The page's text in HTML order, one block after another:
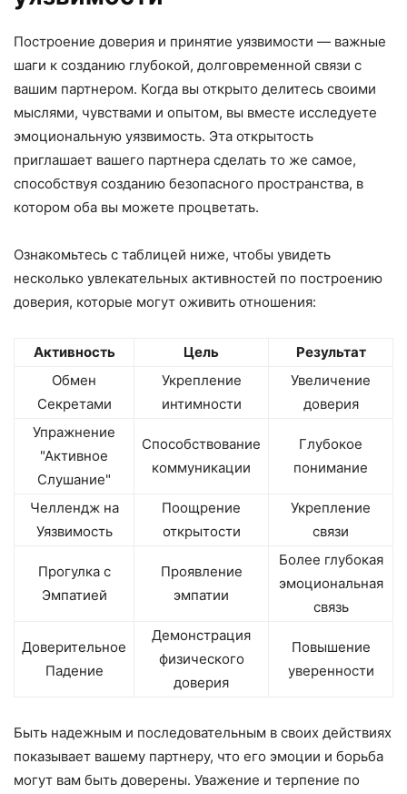
Построение доверия и принятие уязвимости — важные
шаги к созданию глубокой, долговременной связи с
вашим партнером. Когда вы открыто делитесь своими
мыслями, чувствами и опытом, вы вместе исследуете
эмоциональную уязвимость. Эта открытость
приглашает вашего партнера сделать то же самое,
способствуя созданию безопасного пространства, в
котором оба вы можете процветать.
Ознакомьтесь с таблицей ниже, чтобы увидеть
несколько увлекательных активностей по построению
доверия, которые могут оживить отношения:
Активность Цель
Результат
Обмен
Секретами
Укрепление
интимности
Увеличение
доверия
Упражнение
"Активное
Слушание"
Способствование
коммуникации
Глубокое
понимание
Челлендж на
Уязвимость
Поощрение
открытости
Укрепление
связи
Прогулка с
Эмпатией
Проявление
эмпатии
Более глубокая
эмоциональная
связь
Доверительное
Падение
Демонстрация
физического
доверия
Повышение
уверенности
Быть надежным и последовательным в своих действиях
показывает вашему партнеру, что его эмоции и борьба
могут вам быть доверены. Уважение и терпение по